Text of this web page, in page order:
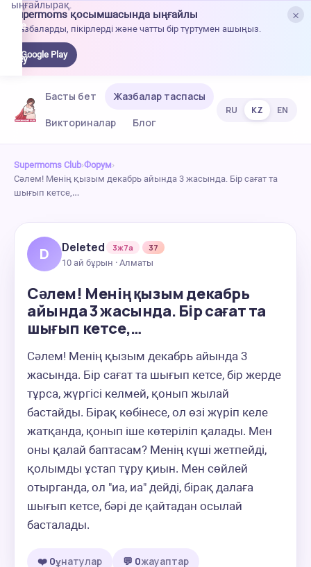
×
Supermoms қосымшасында ыңғайлы
Жазбаларды, пікірлерді және чатты бір түртумен ашыңыз.
Google Play
ыңғайлырақ.
Басты бет
Жазбалар таспасы
Викториналар
Блог
RU KZ EN
Supermoms Club›Форум›
Сәлем! Менің қызым декабрь айында 3 жасында. Бір сағат та
шығып кетсе,…
D Deleted 3ж7а
37
10 ай бұрын · Алматы
Сәлем! Менің қызым декабрь
айында 3 жасында. Бір сағат та
шығып кетсе,…
Сәлем! Менің қызым декабрь айында 3
жасында. Бір сағат та шығып кетсе, бір жерде
тұрса, жүргісі келмей, қонып жылай
бастайды. Бірақ көбінесе, ол өзі жүріп келе
жатқанда, қонып іше көтеріліп қалады. Мен
оны қалай баптасам? Менің күші жетпейді,
қолымды ұстап тұру қиын. Мен сөйлей
отырганда, ол "иа, иа" дейді, бірақ далаға
шығып кетсе, бәрі де қайтадан осылай
басталады.
❤️ 0ұнатулар 💬 0жауаптар